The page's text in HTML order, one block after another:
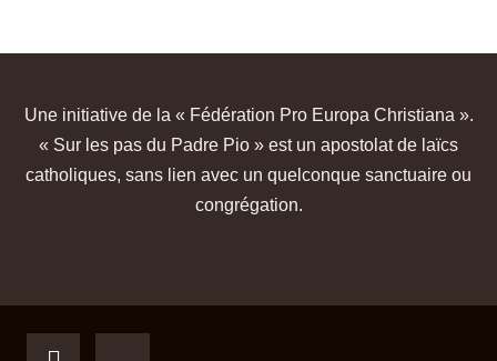
Une initiative de la « Fédération Pro Europa Christiana ».
« Sur les pas du Padre Pio » est un apostolat de laïcs
catholiques, sans lien avec un quelconque sanctuaire ou
congrégation.